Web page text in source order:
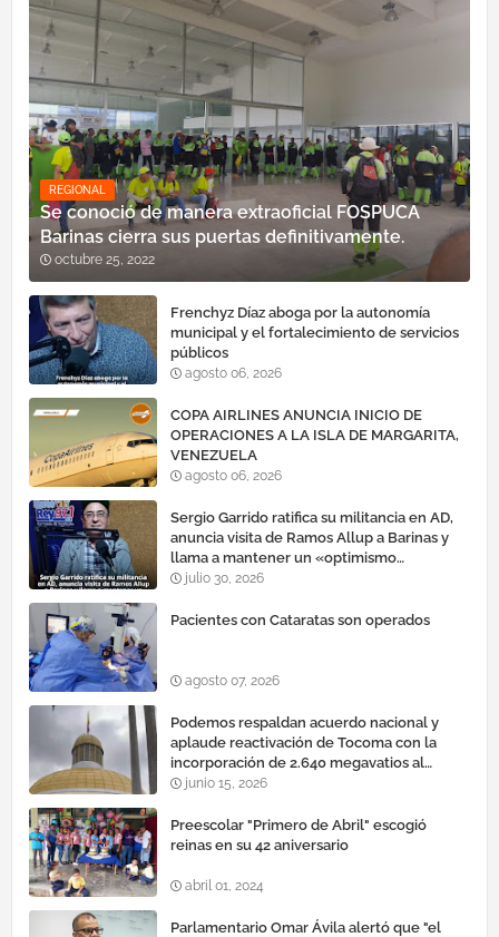
REGIONAL
Se conoció de manera extraoficial FOSPUCA
Barinas cierra sus puertas definitivamente.
octubre 25, 2022
Frenchyz Díaz aboga por la autonomía
municipal y el fortalecimiento de servicios
públicos
agosto 06, 2026
COPA AIRLINES ANUNCIA INICIO DE
OPERACIONES A LA ISLA DE MARGARITA,
VENEZUELA
agosto 06, 2026
Sergio Garrido ratifica su militancia en AD,
anuncia visita de Ramos Allup a Barinas y
llama a mantener un «optimismo
cauteloso»
julio 30, 2026
Pacientes con Cataratas son operados
agosto 07, 2026
Podemos respaldan acuerdo nacional y
aplaude reactivación de Tocoma con la
incorporación de 2.640 megavatios al
sistema eléctrico nacional
junio 15, 2026
Preescolar "Primero de Abril" escogió
reinas en su 42 aniversario
abril 01, 2024
Parlamentario Omar Ávila alertó que "el